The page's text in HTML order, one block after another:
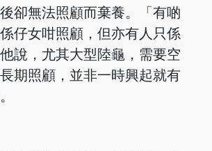
卻無法照顧而棄養。「有啲
仔女咁照顧，但亦有人只係
說，尤其大型陸龜，需要空
期照顧，並非一時興起就有